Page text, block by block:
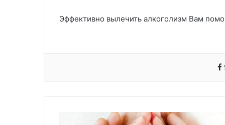
Эффективно вылечить алкоголизм Вам